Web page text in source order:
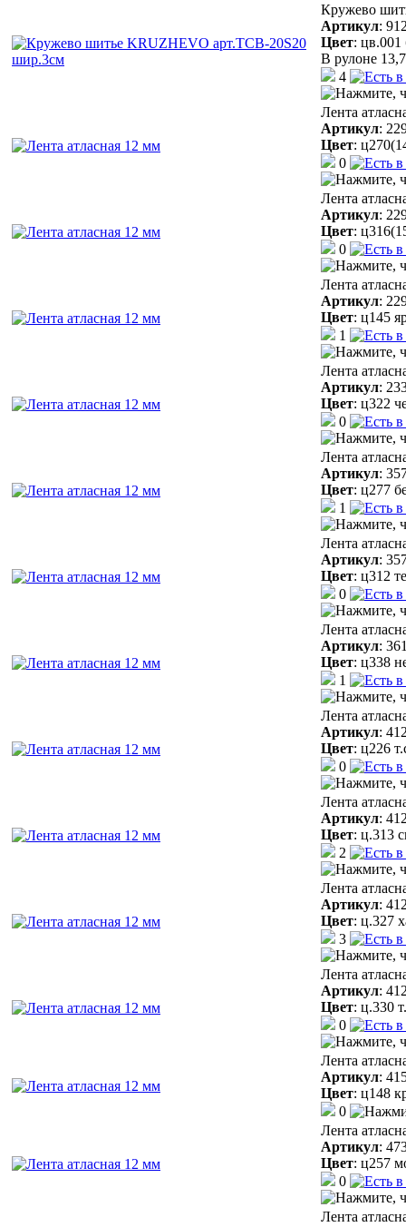
Кружево
Артикул:
Цвет: цв.001
В рулоне
4
Лента
Артикул:
Цвет:
0
Лента
Артикул:
Цвет:
0
Лента
Артикул:
Цвет: ц145
1
Лента
Артикул:
Цвет: ц322
0
Лента
Артикул:
Цвет: ц277
1
Лента
Артикул:
Цвет: ц312
0
Лента
Артикул:
Цвет: ц338
1
Лента
Артикул:
Цвет: ц226
0
Лента
Артикул:
Цвет: ц.313
2
Лента
Артикул:
Цвет: ц.327
3
Лента
Артикул:
Цвет: ц.330
0
Лента
Артикул:
Цвет: ц148
0
Лента
Артикул:
Цвет: ц257
0
Лента